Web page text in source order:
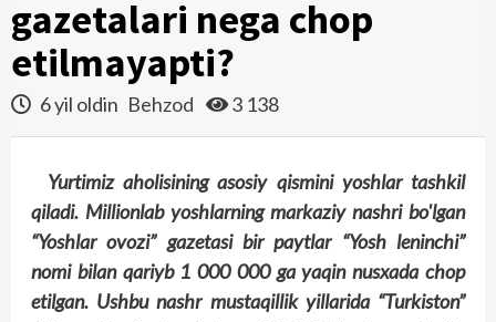
gazetalari nega chop
etilmayapti?
6 yil oldin Behzod 3 138
Yurtimiz aholisining asosiy qismini yoshlar tashkil
qiladi. Millionlab yoshlarning markaziy nashri bo'lgan
“Yoshlar ovozi” gazetasi bir payt­lar “Yosh leninchi”
nomi bilan qariyb 1 000 000 ga yaqin nusxada chop
etilgan. Ushbu nashr mus­taqillik yillarida “Turkiston”